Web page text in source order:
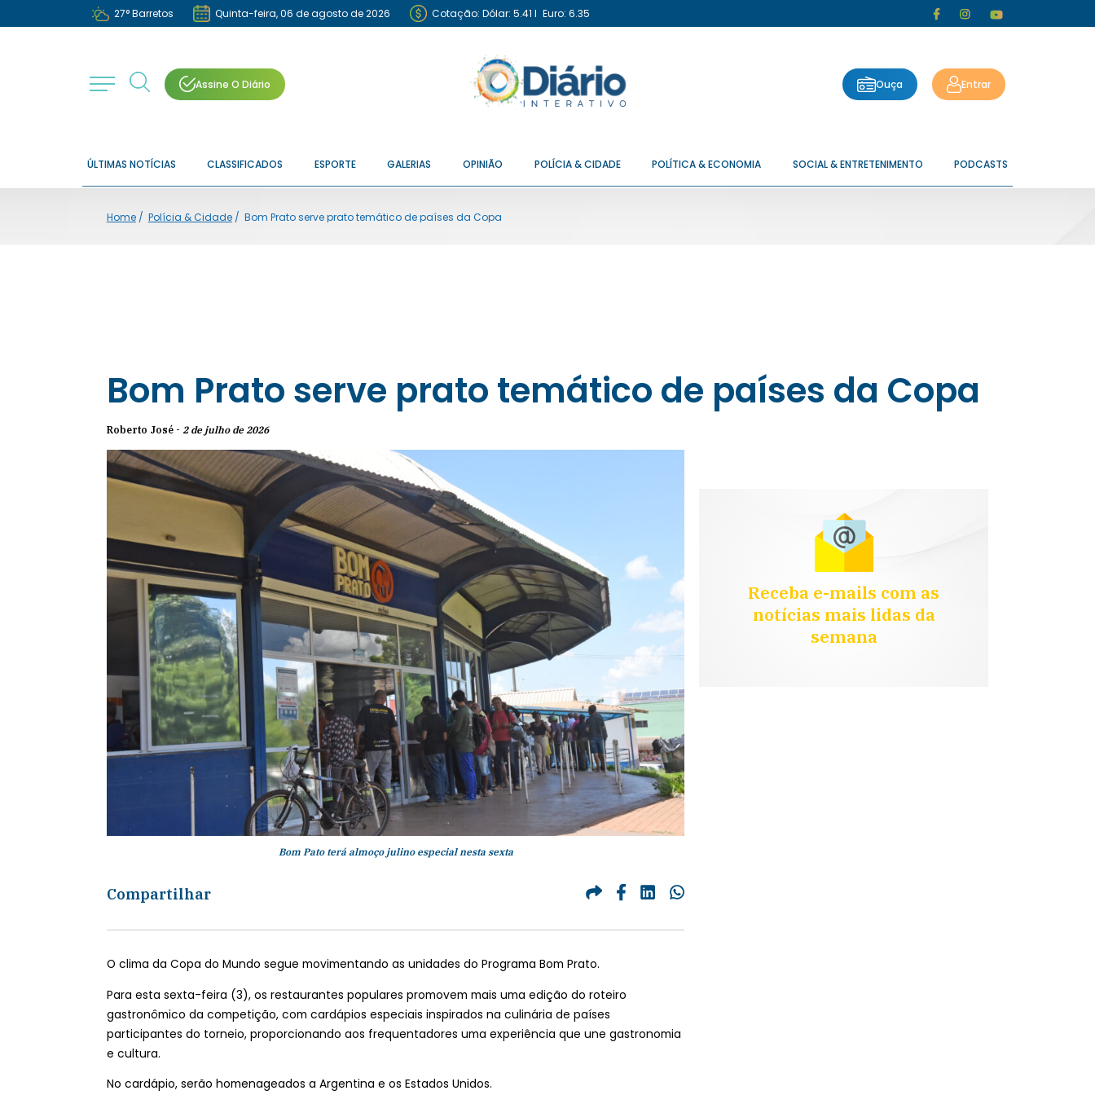
27°Barretos Quinta-feira, 06 de agosto de 2026 Cotação: Dólar: 5.41 I Euro: 6.35
Assine O Diário Ouça Entrar
ÚLTIMAS NOTÍCIAS CLASSIFICADOS ESPORTE GALERIAS OPINIÃO POLÍCIA & CIDADE POLÍTICA & ECONOMIA SOCIAL & ENTRETENIMENTO PODCASTS
Home/ Polícia & Cidade/ Bom Prato serve prato temático de países da Copa
Bom Prato serve prato temático de países da Copa
Roberto José - 2 de julho de 2026
Bom Pato terá almoço julino especial nesta sexta
Compartilhar
O clima da Copa do Mundo segue movimentando as unidades do Programa Bom Prato.
Para esta sexta-feira (3), os restaurantes populares promovem mais uma edição do roteiro
gastronômico da competição, com cardápios especiais inspirados na culinária de países
participantes do torneio, proporcionando aos frequentadores uma experiência que une gastronomia
e cultura.
No cardápio, serão homenageados a Argentina e os Estados Unidos.
Receba e-mails com as
notícias mais lidas da
semana